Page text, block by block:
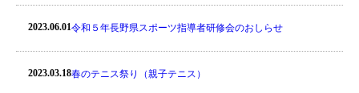
2023.06.01令和５年長野県スポーツ指導者研修会のおしらせ
2023.03.18春のテニス祭り（親子テニス）